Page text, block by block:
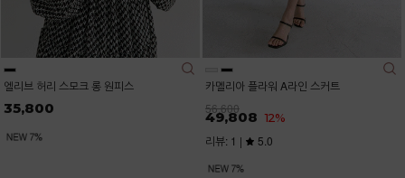
엘리브 허리 스모크 롱 원피스
35,800
카멜리아 플라워 A라인 스커트
56,600
49,808 12%
리뷰: 1 | 5.0